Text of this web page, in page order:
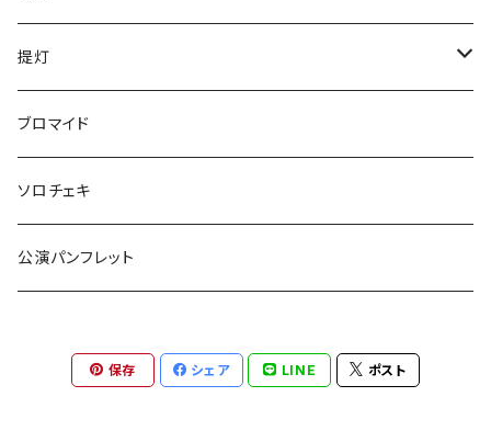
have life
五色ロケットえんぴつ
『F・＋2』
激熱
OvObインプロライブ！！
提灯
have life
ご自宅発送
ご自宅発送以外
五色ロケットえんぴつ
ご自宅発送
守りたいのはなんですか。
舞台「激熱」2022
ブロマイド
ソロチェキ
公演パンフレット
保存 シェア LINE ポスト